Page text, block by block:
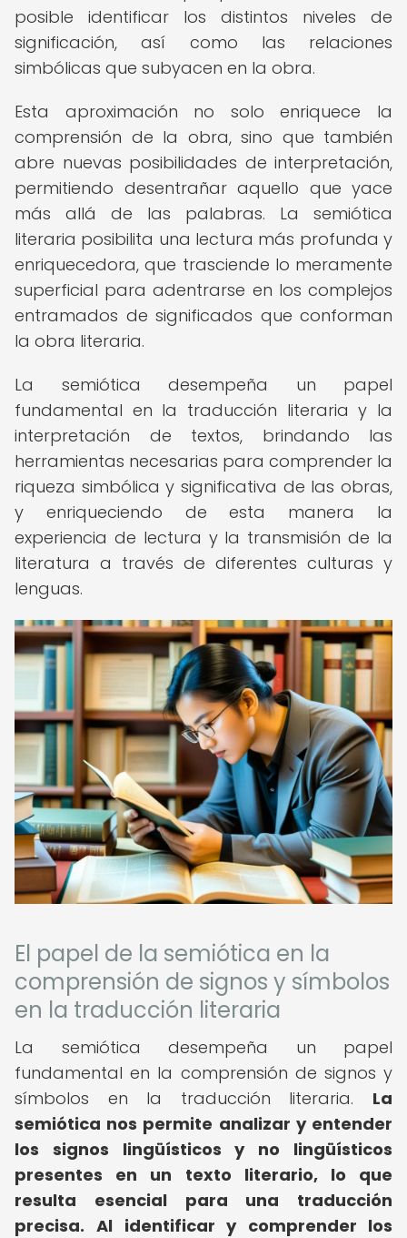
posible identificar los distintos niveles de
significación, así como las relaciones
simbólicas que subyacen en la obra.
Esta aproximación no solo enriquece la
comprensión de la obra, sino que también
abre nuevas posibilidades de interpretación,
permitiendo desentrañar aquello que yace
más allá de las palabras. La semiótica
literaria posibilita una lectura más profunda y
enriquecedora, que trasciende lo meramente
superficial para adentrarse en los complejos
entramados de significados que conforman
la obra literaria.
La semiótica desempeña un papel
fundamental en la traducción literaria y la
interpretación de textos, brindando las
herramientas necesarias para comprender la
riqueza simbólica y significativa de las obras,
y enriqueciendo de esta manera la
experiencia de lectura y la transmisión de la
literatura a través de diferentes culturas y
lenguas.
El papel de la semiótica en la
comprensión de signos y símbolos
en la traducción literaria
La semiótica desempeña un papel
fundamental en la comprensión de signos y
símbolos en la traducción literaria. La
semiótica nos permite analizar y entender
los signos lingüísticos y no lingüísticos
presentes en un texto literario, lo que
resulta esencial para una traducción
precisa. Al identificar y comprender los